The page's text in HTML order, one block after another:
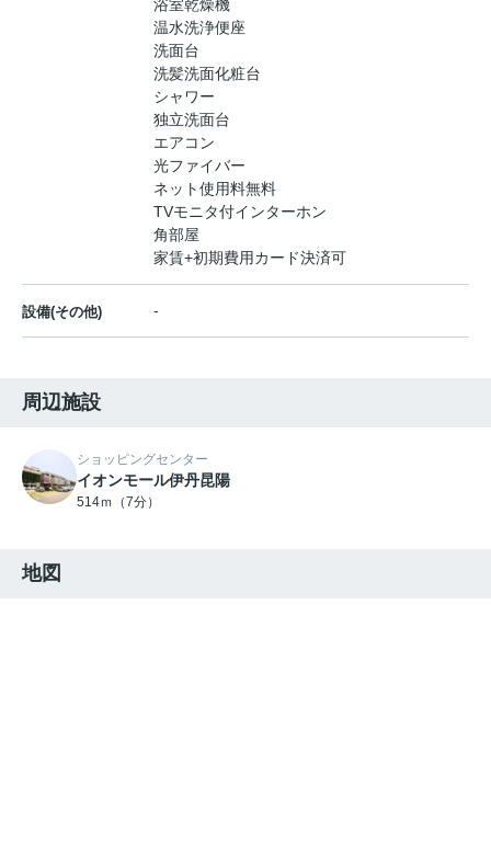
浴室乾燥機
温水洗浄便座
洗面台
洗髪洗面化粧台
シャワー
独立洗面台
エアコン
光ファイバー
ネット使用料無料
TVモニタ付インターホン
角部屋
家賃+初期費用カード決済可
設備(その他) -
周辺施設
ショッピングセンター
イオンモール伊丹昆陽
514ｍ（7分）
地図